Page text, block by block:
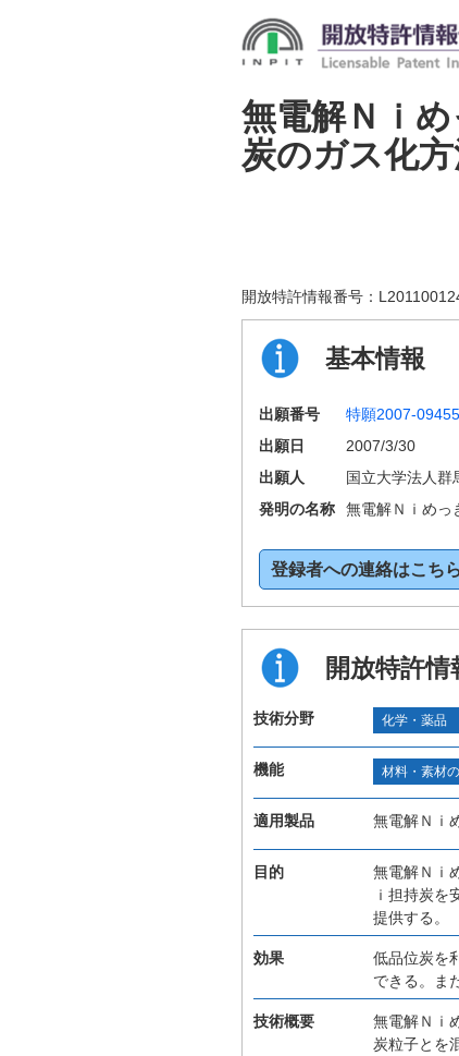
無電解Ｎｉ
炭のガス化
開放特許情報番号：
基本情報
出願番号 特願2007-
出願日
2007/3/30
出願人
国立大学法人群
発明の名称
無電解Ｎｉめっ
登録者への連絡はこちら
開放特許情
技術分野 化学・薬品
機能 材料・素材
適用製品 無電解Ｎｉ
目的
無電解Ｎｉ
ｉ担持炭
提供する。
効果
低品位炭を
できる。ま
技術概要
無電解Ｎｉ
炭粒子とを